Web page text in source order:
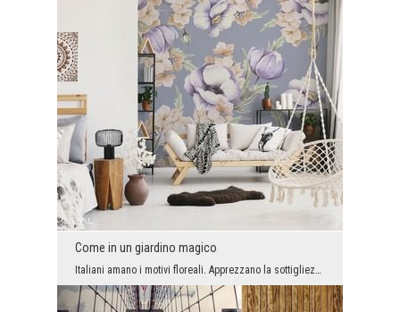
Come in un giardino magico
Italiani amano i motivi floreali. Apprezzano la sottigliezza e la delicatezza, ma anche i colori ...